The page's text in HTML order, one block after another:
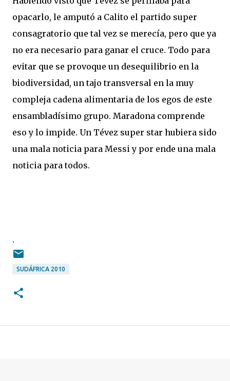
opacarlo, le amputó a Calito el partido super
consagratorio que tal vez se merecía, pero que ya
no era necesario para ganar el cruce. Todo para
evitar que se provoque un desequilibrio en la
biodiversidad, un tajo transversal en la muy
compleja cadena alimentaria de los egos de este
ensambladísimo grupo. Maradona comprende
eso y lo impide. Un Tévez super star hubiera sido
una mala noticia para Messi y por ende una mala
noticia para todos.
.
SUDÁFRICA 2010